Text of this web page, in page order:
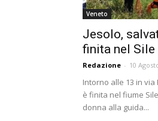
Veneto
Jesolo,
finita nel Sile
Redazione - 10
Intorno alle 13 in via
è finita nel fiume
donna alla guida...